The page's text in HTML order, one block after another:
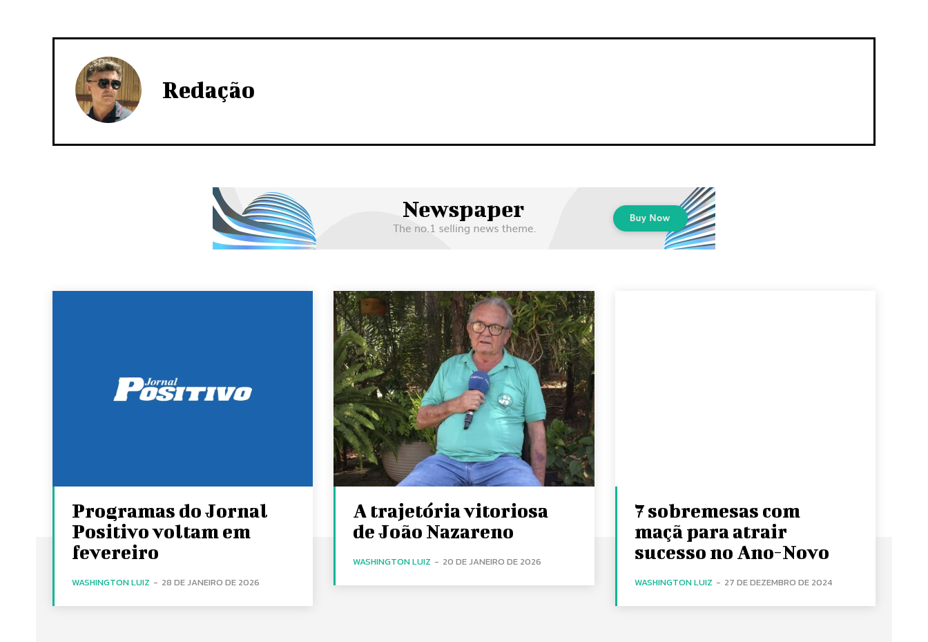
Redação
Programas do Jornal
Positivo voltam em
fevereiro
WASHINGTON LUIZ - 28 DE JANEIRO DE 2026
A trajetória vitoriosa
de João Nazareno
WASHINGTON LUIZ - 20 DE JANEIRO DE 2026
7 sobremesas com
maçã para atrair
sucesso no Ano-Novo
WASHINGTON LUIZ - 27 DE DEZEMBRO DE 2024